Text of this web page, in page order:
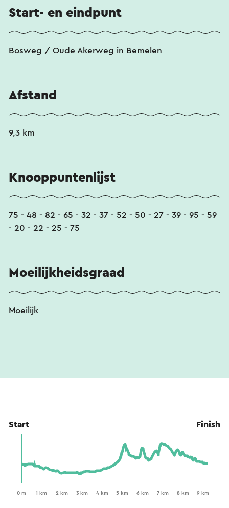
Start- en eindpunt
Bosweg / Oude Akerweg in Bemelen
Afstand
9,3 km
Knooppuntenlijst
75 - 48 - 82 - 65 - 32 - 37 - 52 - 50 - 27 - 39 - 95 - 59
- 20 - 22 - 25 - 75
Moeilijkheidsgraad
Moeilijk
Start Finish